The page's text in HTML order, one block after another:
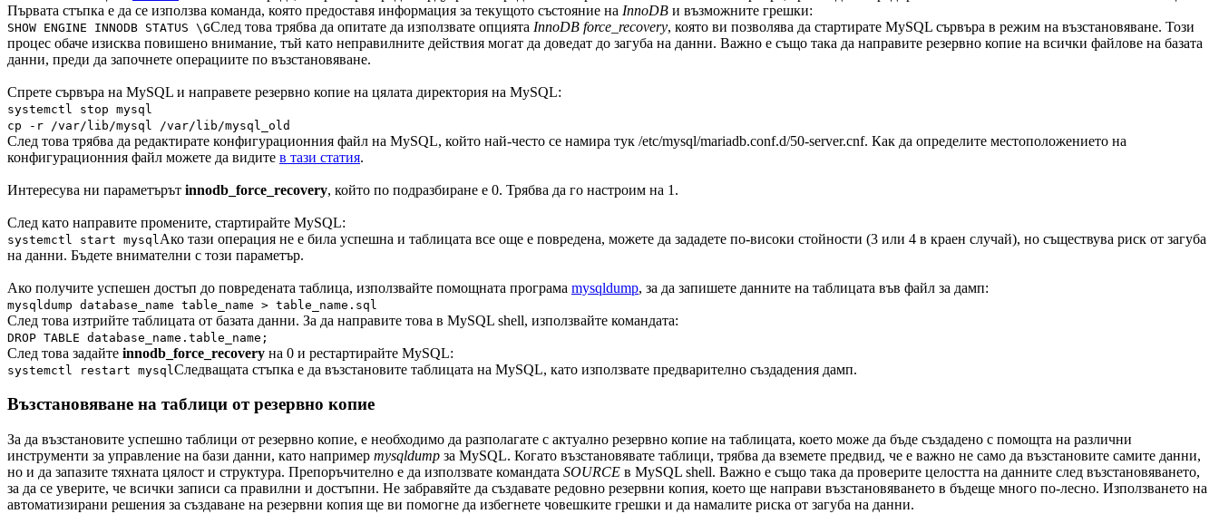
Първата стъпка е да се използва команда, която предоставя информация за текущото състояние на InnoDB и възможните грешки:
SHOW ENGINE INNODB STATUS \GСлед това трябва да опитате да използвате опцията InnoDB force_recovery, която ви позволява да стартирате MySQL сървъра в режим на възстановяване. Този
процес обаче изисква повишено внимание, тъй като неправилните действия могат да доведат до загуба на данни. Важно е също така да направите резервно копие на всички файлове на базата
данни, преди да започнете операциите по възстановяване.
Спрете сървъра на MySQL и направете резервно копие на цялата директория на MySQL:
systemctl stop mysql
cp -r /var/lib/mysql /var/lib/mysql_old
След това трябва да редактирате конфигурационния файл на MySQL, който най-често се намира тук /etc/mysql/mariadb.conf.d/50-server.cnf. Как да определите местоположението на
конфигурационния файл можете да видите в тази статия.
Интересува ни параметърът innodb_force_recovery, който по подразбиране е 0. Трябва да го настроим на 1.
След като направите промените, стартирайте MySQL:
systemctl start mysql Ако тази операция не е била успешна и таблицата все още е повредена, можете да зададете по-високи стойности (3 или 4 в краен случай), но съществува риск от загуба
на данни. Бъдете внимателни с този параметър.
Ако получите успешен достъп до повредената таблица, използвайте помощната програма mysqldump, за да запишете данните на таблицата във файл за дамп:
mysqldump database_name table_name > table_name.sql
След това изтрийте таблицата от базата данни. За да направите това в MySQL shell, използвайте командата:
DROP TABLE database_name.table_name;
След това задайте innodb_force_recovery на 0 и рестартирайте MySQL:
systemctl restart mysql Следващата стъпка е да възстановите таблицата на MySQL, като използвате предварително създадения дамп.
Възстановяване на таблици от резервно копие
За да възстановите успешно таблици от резервно копие, е необходимо да разполагате с актуално резервно копие на таблицата, което може да бъде създадено с помощта на различни
инструменти за управление на бази данни, като например mysqldump за MySQL. Когато възстановявате таблици, трябва да вземете предвид, че е важно не само да възстановите самите данни,
но и да запазите тяхната цялост и структура. Препоръчително е да използвате командата SOURCE в MySQL shell. Важно е също така да проверите целостта на данните след възстановяването,
за да се уверите, че всички записи са правилни и достъпни. Не забравяйте да създавате редовно резервни копия, което ще направи възстановяването в бъдеще много по-лесно. Използването на
автоматизирани решения за създаване на резервни копия ще ви помогне да избегнете човешките грешки и да намалите риска от загуба на данни.